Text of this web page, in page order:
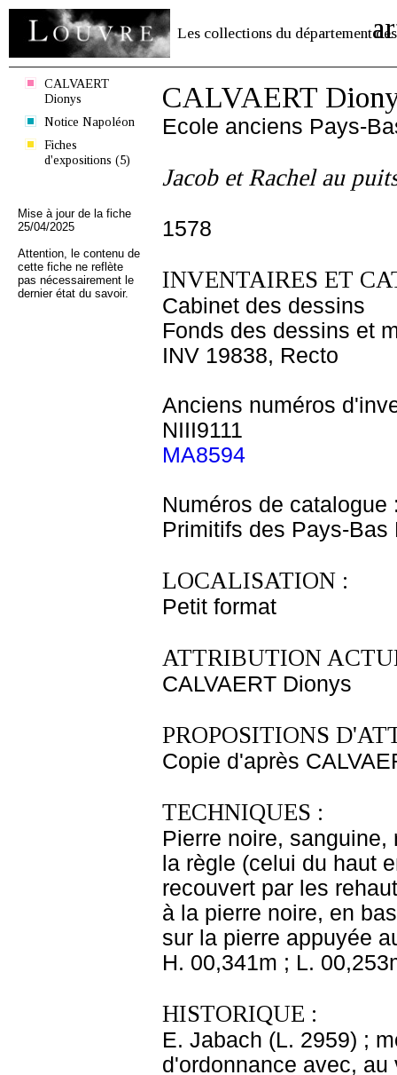
Les collections du département des
CALVAERT
Dionys
Notice Napoléon
Fiches
d'expositions (5)
Mise à jour de la fiche
25/04/2025
Attention, le contenu de
cette fiche ne reflète
pas nécessairement le
dernier état du savoir.
CALVAERT
Ecole anciens Pays-
Jacob et Rachel au
1578
INVENTAIRES ET
Cabinet des dessins
Fonds des dessins et
INV 19838, Recto
Anciens numéros
NIII9111
MA8594
Numéros de catalogue
Primitifs des Pays-Bas
LOCALISATION :
Petit format
ATTRIBUTION
CALVAERT Dionys
PROPOSITIONS
Copie d'après
TECHNIQUES :
Pierre noire,
la règle (celui du haut
recouvert par les
à la pierre noire, en
sur la pierre appuyée
H. 00,341m ; L.
HISTORIQUE :
E. Jabach (L. 2959) ;
d'ordonnance avec,